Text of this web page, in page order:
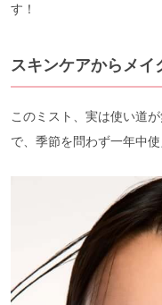
す！
スキンケアからメ
このミスト、実は使い道
で、季節を問わず一年中